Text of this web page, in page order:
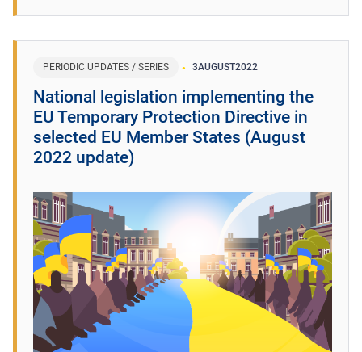
PERIODIC UPDATES / SERIES 3AUGUST2022
National legislation implementing the
EU Temporary Protection Directive in
selected EU Member States (August
2022 update)